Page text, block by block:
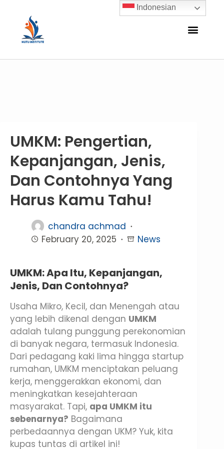
UMKM: Pengertian,
Kepanjangan, Jenis,
Dan Contohnya Yang
Harus Kamu Tahu!
chandra achmad
February 20, 2025
News
UMKM: Apa Itu, Kepanjangan,
Jenis, Dan Contohnya?
Usaha Mikro, Kecil, dan Menengah atau
yang lebih dikenal dengan UMKM
adalah tulang punggung perekonomian
di banyak negara, termasuk Indonesia.
Dari pedagang kaki lima hingga startup
rumahan, UMKM menciptakan peluang
kerja, menggerakkan ekonomi, dan
meningkatkan kesejahteraan
masyarakat. Tapi, apa UMKM itu
sebenarnya? Bagaimana
perbedaannya dengan UKM? Yuk, kita
kupas tuntas di artikel ini!
Indonesian